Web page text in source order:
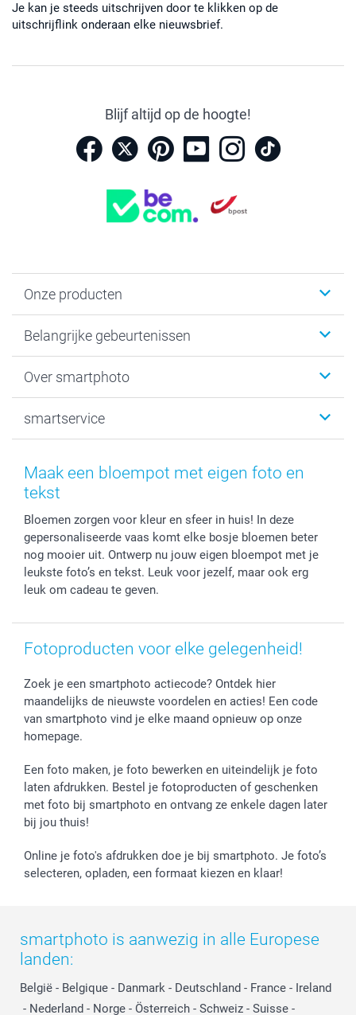
Je kan je steeds uitschrijven door te klikken op de
uitschrijflink onderaan elke nieuwsbrief.
Blijf altijd op de hoogte!
Onze producten
Fotogeschenken
Fotoprints, Fotoposter & Fotoalbum met fotoprints
MyNameBook
Stickers en Etiketten
Fotokaders, Decoratie en Snoepjes
Belangrijke gebeurtenissen
Baby
Communie- en Lentefeest
Geschenken voor hem
Afstuderen
Vaderdag
Verjaardag
Geboorte
Over smartphoto
Duurzaamheid
Voorwaarden
Herroepingsrecht
Wettelijke garantie
Privacybeleid
Cookiebeleid
Prijslijst
smartservice
smartgarantie
smartbonus
Grote bestellingen
Levering
Mijn orderstatus
smartfriends
Maak een bloempot met eigen foto en
tekst
Bloemen zorgen voor kleur en sfeer in huis! In deze
gepersonaliseerde vaas komt elke bosje bloemen beter
nog mooier uit. Ontwerp nu jouw eigen bloempot met je
leukste foto’s en tekst. Leuk voor jezelf, maar ook erg
leuk om cadeau te geven.
Fotoproducten voor elke gelegenheid!
Zoek je een smartphoto actiecode? Ontdek hier
maandelijks de nieuwste voordelen en acties! Een code
van smartphoto vind je elke maand opnieuw op onze
homepage.
Een foto maken, je foto bewerken en uiteindelijk je foto
laten afdrukken. Bestel je fotoproducten of geschenken
met foto bij smartphoto en ontvang ze enkele dagen later
bij jou thuis!
Online je foto's afdrukken doe je bij smartphoto. Je foto’s
selecteren, opladen, een formaat kiezen en klaar!
smartphoto is aanwezig in alle Europese
landen:
België - Belgique - Danmark - Deutschland - France - Ireland
- Nederland - Norge - Österreich - Schweiz - Suisse -